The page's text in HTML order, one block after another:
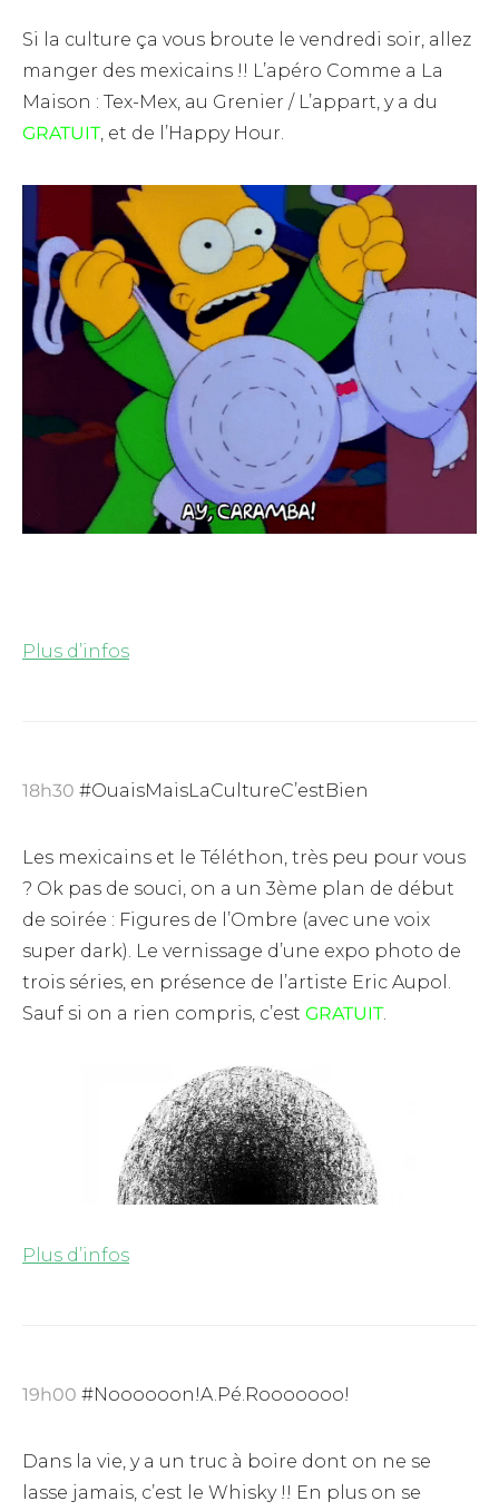
Si la culture ça vous broute le vendredi soir, allez
manger des mexicains !! L’apéro Comme a La
Maison : Tex-Mex, au Grenier / L’appart, y a du
GRATUIT, et de l’Happy Hour.
Plus d’infos
18h30 #OuaisMaisLaCultureC’estBien
Les mexicains et le Téléthon, très peu pour vous
? Ok pas de souci, on a un 3ème plan de début
de soirée : Figures de l’Ombre (avec une voix
super dark). Le vernissage d’une expo photo de
trois séries, en présence de l’artiste Eric Aupol.
Sauf si on a rien compris, c’est GRATUIT.
Plus d’infos
19h00 #Noooooon!A.Pé.Rooooooo!
Dans la vie, y a un truc à boire dont on ne se
lasse jamais, c’est le Whisky !! En plus on se